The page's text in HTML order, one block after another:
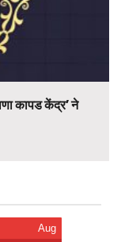
कापड केंद्र’ ने
Aug